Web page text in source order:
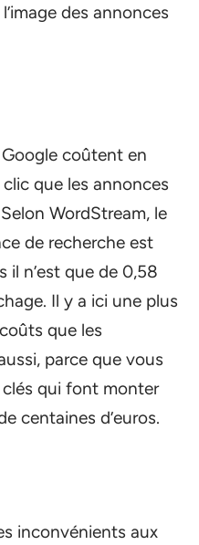
des annonces
coûtent en
que les annonces
WordStream, le
de recherche est
il n’est que de 0,58
Il y a ici une plus
que les
parce que vous
clés qui font monter
centaines d’euros.
inconvénients aux